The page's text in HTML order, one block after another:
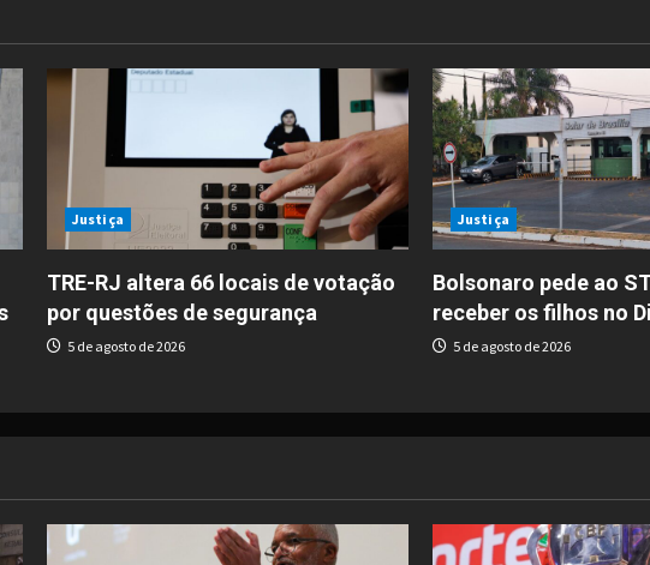
Justiça
TRE-RJ altera 66 locais de votação
por questões de segurança
5 de agosto de 2026
Justiça
Bolsonaro pede ao
receber os filhos no
5 de agosto de 2026